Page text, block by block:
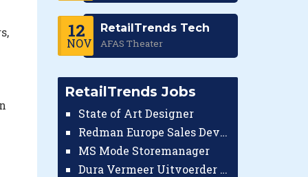
12
NOV
RetailTrends Tech
AFAS Theater
RetailTrends Jobs
State of Art Designer
Redman Europe Sales Developer (Europe)
MS Mode Storemanager
Dura Vermeer Uitvoerder GWW Amsterdam